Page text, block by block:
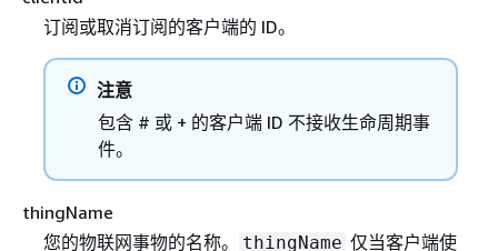
订阅或取消订阅的客户端的 ID。
注意
包含 # 或 + 的客户端 ID 不接收生命周期事
件。
thingName
您的物联网事物的名称。
thingName 仅当客户端使